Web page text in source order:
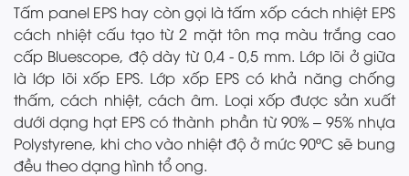
Tấm panel EPS hay còn gọi là tấm xốp cách nhiệt EPS
cách nhiệt cấu tạo từ 2 mặt tôn mạ màu trắng cao
cấp Bluescope, độ dày từ 0,4 - 0,5 mm. Lớp lõi ở giữa
là lớp lõi xốp EPS. Lớp xốp EPS có khả năng chống
thấm, cách nhiệt, cách âm. Loại xốp được sản xuất
dưới dạng hạt EPS có thành phần từ 90% – 95% nhựa
Polystyrene, khi cho vào nhiệt độ ở mức 90ºC sẽ bung
đều theo dạng hình tổ ong.